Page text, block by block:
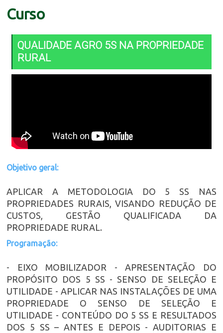
Curso
QUALIDADE AGRO 5S NA PROPRIEDADE
RURAL
Objetivo geral:
APLICAR A METODOLOGIA DO 5 SS NAS
PROPRIEDADES RURAIS, VISANDO REDUÇÃO DE
CUSTOS, GESTÃO QUALIFICADA DA
PROPRIEDADE RURAL.
Programação:
- EIXO MOBILIZADOR - APRESENTAÇÃO DO
PROPÓSITO DOS 5 SS - SENSO DE SELEÇÃO E
UTILIDADE - APLICAR NAS INSTALAÇÕES DE UMA
PROPRIEDADE O SENSO DE SELEÇÃO E
UTILIDADE - CONTEÚDO DO 5 SS E RESULTADOS
DOS 5 SS – ANTES E DEPOIS - AUDITORIAS E